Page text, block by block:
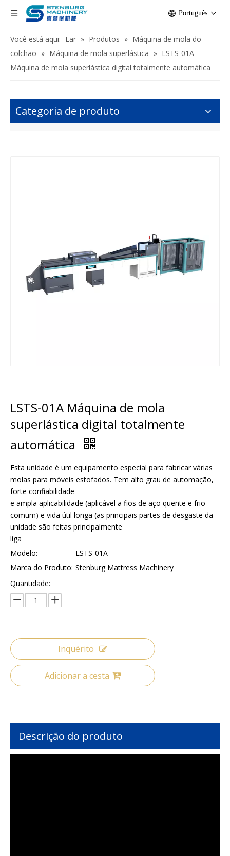
Português
Você está aqui: Lar » Produtos » Máquina de mola do
colchão » Máquina de mola superlástica » LSTS-01A
Máquina de mola superlástica digital totalmente automática
Categoria de produto
LSTS-01A Máquina de mola
superlástica digital totalmente
automática
Esta unidade é um equipamento especial para fabricar várias
molas para móveis estofados. Tem alto grau de automação,
forte confiabilidade
e ampla aplicabilidade (aplicável a fios de aço quente e frio
comum) e vida útil longa (as principais partes de desgaste da
unidade são feitas principalmente
liga
Modelo:
LSTS-01A
Marca do Produto: Stenburg Mattress Machinery
Quantidade:
Inquérito
Adicionar a cesta
Descrição do produto